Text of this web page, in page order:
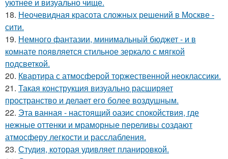
18. Неочевидная красота сложных решений в Москве -
сити.
19. Немного фантазии, минимальный бюджет - и в
комнате появляется стильное зеркало с мягкой
подсветкой.
20. Квартира с атмосферой торжественной неоклассики.
21. Такая конструкция визуально расширяет
пространство и делает его более воздушным.
22. Эта ванная - настоящий оазис спокойствия, где
нежные оттенки и мраморные переливы создают
атмосферу легкости и расслабления.
23. Студия, которая удивляет планировкой.